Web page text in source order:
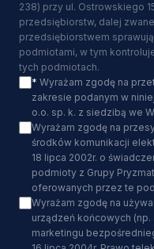
238) przy ul. Ostrowskiego
przedsiębiorstw, dalej
przedsiębiorstwem
podmiotami, w tym
tych podmiotach.
* Wyrażam zgodę na
zakresie podanym w
o.o. sp. k. z siedzibą we
Wyrażam zgodę na
środków komunikacji
18 lipca 2002r. o
podmioty z Grupy
oferowanych przez te
Wyrażam zgodę na
urządzeń końcowych
marketingu